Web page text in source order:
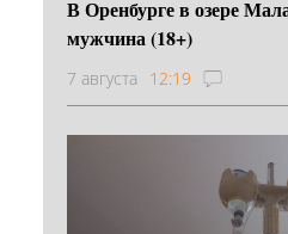
В Оренбурге в озере
мужчина (18+)
7 августа 12:19